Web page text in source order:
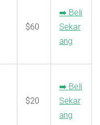
$60
➡️ Beli
Sekar
ang
$20
➡️ Beli
Sekar
ang